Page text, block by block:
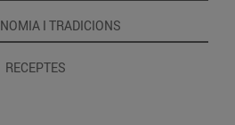
I TRADICIONS
RECEPTES